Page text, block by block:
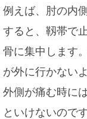
例えば、肘の内
すると、靱帯で
骨に集中します
が外に行かない
外側が痛む時に
といけないのです